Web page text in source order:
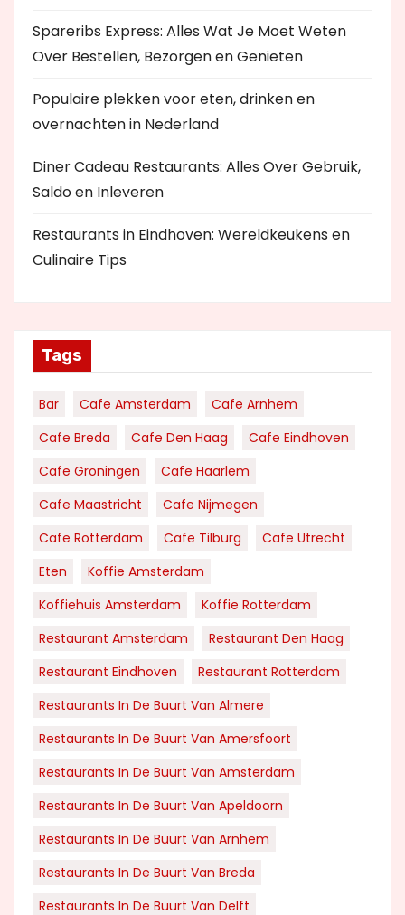
Spareribs Express: Alles Wat Je Moet Weten
Over Bestellen, Bezorgen en Genieten
Populaire plekken voor eten, drinken en
overnachten in Nederland
Diner Cadeau Restaurants: Alles Over Gebruik,
Saldo en Inleveren
Restaurants in Eindhoven: Wereldkeukens en
Culinaire Tips
Tags
Bar Cafe Amsterdam
Cafe Arnhem
Cafe Breda
Cafe Den Haag
Cafe Eindhoven
Cafe Groningen
Cafe Haarlem
Cafe Maastricht
Cafe Nijmegen
Cafe Rotterdam
Cafe Tilburg
Cafe Utrecht
Eten
Koffie Amsterdam
Koffiehuis Amsterdam
Koffie Rotterdam
Restaurant Amsterdam
Restaurant Den Haag
Restaurant Eindhoven
Restaurant Rotterdam
Restaurants In De Buurt Van Almere
Restaurants In De Buurt Van Amersfoort
Restaurants In De Buurt Van Amsterdam
Restaurants In De Buurt Van Apeldoorn
Restaurants In De Buurt Van Arnhem
Restaurants In De Buurt Van Breda
Restaurants In De Buurt Van Delft